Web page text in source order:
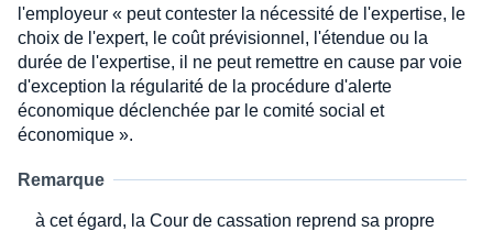
l'employeur « peut contester la nécessité de l'expertise, le
choix de l'expert, le coût prévisionnel, l'étendue ou la
durée de l'expertise, il ne peut remettre en cause par voie
d'exception la régularité de la procédure d'alerte
économique déclenchée par le comité social et
économique ».
Remarque
à cet égard, la Cour de cassation reprend sa propre